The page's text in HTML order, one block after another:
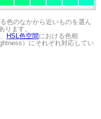
色のなかから近いものを選ん
ります。
HSL色空間 における色相
）にそれぞれ対応してい